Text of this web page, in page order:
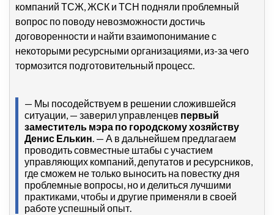
компаний ТСЖ, ЖСК и ТСН подняли проблемный
вопрос по поводу невозможности достичь
договоренности и найти взаимопонимание с
некоторыми ресурсными организациями, из-за чего
тормозится подготовительный процесс.
— Мы посодействуем в решении сложившейся
ситуации, — заверил управленцев первый
заместитель мэра по городскому хозяйству
Денис Елькин. — А в дальнейшем предлагаем
проводить совместные штабы с участием
управляющих компаний, депутатов и ресурсников,
где сможем не только выносить на повестку дня
проблемные вопросы, но и делиться лучшими
практиками, чтобы и другие применяли в своей
работе успешный опыт.